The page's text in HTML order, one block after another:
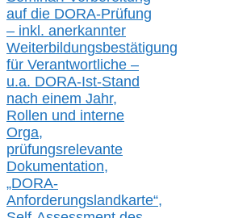
auf die DORA-Prüfung
– inkl. anerkannter
Weiterbildungsbestätigung
für Verantwortliche –
u.a. DORA-Ist-Stand
nach einem Jahr,
Rollen und interne
Orga,
prüfungsrelevante
Dokumentation,
„DORA-
Anforderungslandkarte“,